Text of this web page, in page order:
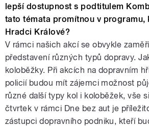
lepší dostupnost s podtitulem
tato témata promítnou v programu,
Hradci Králové?
V rámci našich akcí se obvykle
představení různých typů dopravy.
koloběžky. Při akcích na dopravním
policií budou mít zájemci možnost
různé další typy kol i koloběžek, vše
čtvrtek v rámci Dne bez aut je
zástupci dopravního podniku, kteří